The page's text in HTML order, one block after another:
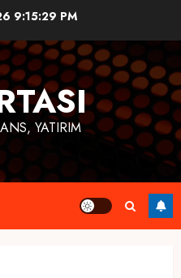
9:15:29 PM
YATIRIM